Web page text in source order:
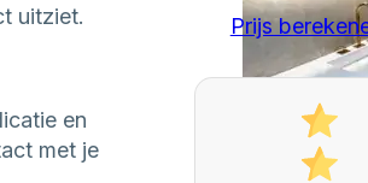
uitziet.
en
met je
Prijs